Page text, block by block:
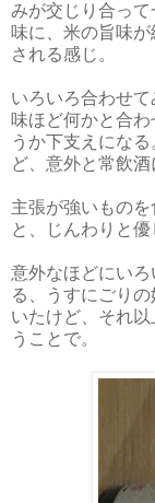
みが交じり合っ
味に、米の旨味
される感じ。
いろいろ合わせ
味ほど何かと合
うか下支えにな
ど、意外と常飲
主張が強いもの
と、じんわりと優
意外なほどにい
る、うすにごり
いたけど、それ
うことで。